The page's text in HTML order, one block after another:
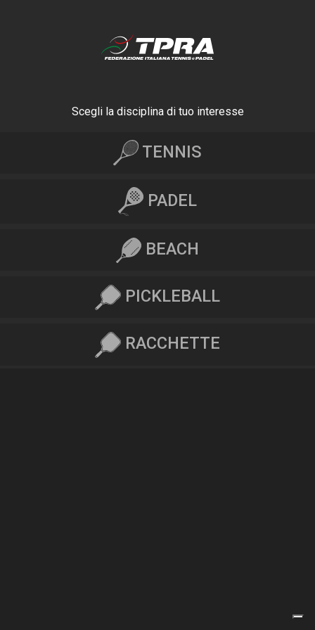
Scegli la disciplina di tuo interesse
TENNIS
PADEL
BEACH
PICKLEBALL
RACCHETTE